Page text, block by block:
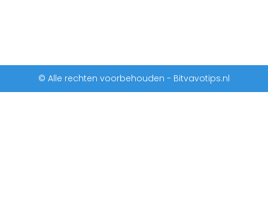
© Alle rechten voorbehouden - Bitvavotips.nl